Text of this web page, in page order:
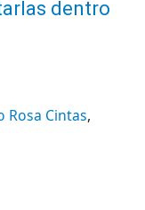
dentro
Rosa Cintas